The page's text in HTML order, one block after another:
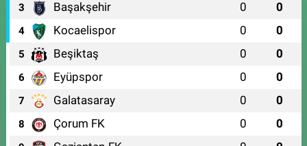
3 Başakşehir 0 0
4 Kocaelispor 0 0
5 Beşiktaş 0 0
6 Eyüpspor 0 0
7 Galatasaray 0 0
8 Çorum FK 0 0